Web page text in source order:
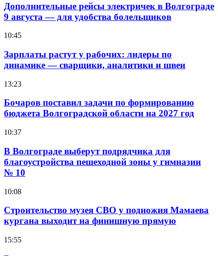
Дополнительные рейсы электричек в Волгограде
9 августа — для удобства болельщиков
10:45
Зарплаты растут у рабочих: лидеры по
динамике — сварщики, аналитики и швеи
13:23
Бочаров поставил задачи по формированию
бюджета Волгоградской области на 2027 год
10:37
В Волгограде выберут подрядчика для
благоустройства пешеходной зоны у гимназии
№ 10
10:08
Строительство музея СВО у подножия Мамаева
кургана выходит на финишную прямую
15:55